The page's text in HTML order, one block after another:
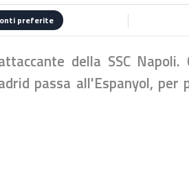
preferite
della SSC Napoli.
passa all'Espanyol,